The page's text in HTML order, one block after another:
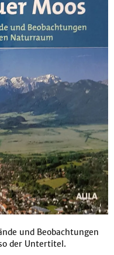
und Beobachtungen
der Untertitel.